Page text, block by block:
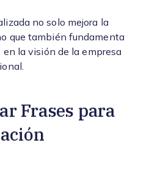
no solo mejora la
que también fundamenta
en la visión de la empresa
Frases para